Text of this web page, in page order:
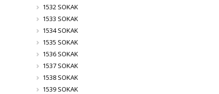
1532 SOKAK
1533 SOKAK
1534 SOKAK
1535 SOKAK
1536 SOKAK
1537 SOKAK
1538 SOKAK
1539 SOKAK